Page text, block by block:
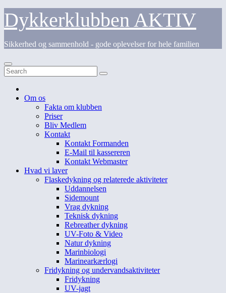
Skip
content
Dykkerklubben AKTIV
Sikkerhed og sammenhold - gode oplevelser for hele familien
Om os
Fakta om klubben
Priser
Bliv Medlem
Kontakt
Kontakt Formanden
E-Mail til kassereren
Kontakt Webmaster
Hvad vi laver
Flaskedykning og relaterede aktiviteter
Uddannelsen
Sidemount
Vrag dykning
Teknisk dykning
Rebreather dykning
UV-Foto & Video
Natur dykning
Marinbiologi
Marinearkærlogi
Fridykning og undervandsaktiviteter
Fridykning
UV-jagt